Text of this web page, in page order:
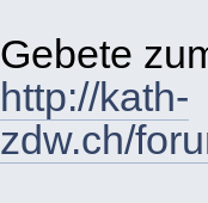
Gebete
http://kath-
zdw.ch/